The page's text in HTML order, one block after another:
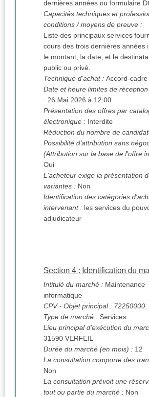
dernières années ou formulaire
Capacités techniques et
conditions / moyens de preuve :
Liste des principaux services
cours des trois dernières années
le montant, la date, et le
public ou privé.
Technique d'achat : Accord-cadre
Date et heure limites de
: 26 Mai 2026 à 12:00
Présentation des offres par
électronique : Interdite
Réduction du nombre de
Possibilité d'attribution sans
(Attribution sur la
Oui
L'acheteur exige la présentation
variantes : Non
Identification des catégories
intervenant : les services du
adjudicateur
Section 4 : Identification du
Intitulé du marché : Maintenance
informatique
CPV- Objet principal : 72250000.
Type de marché : Services
Lieu principal d'exécution du
31590 VERFEIL
Durée du marché (en mois) : 12
La consultation comporte des
Non
La consultation prévoit une
tout ou partie du marché : Non